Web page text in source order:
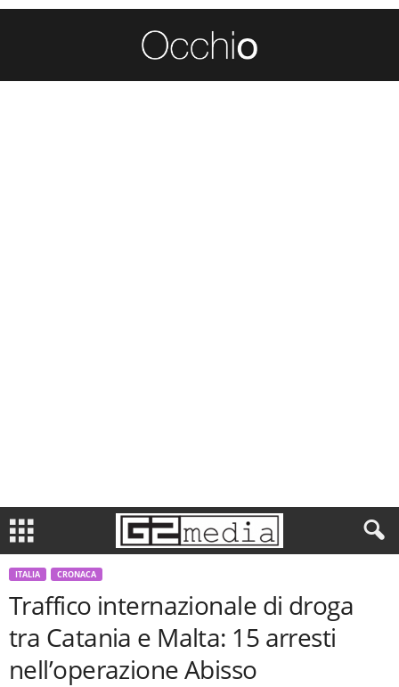
ITALIA CRONACA
Traffico internazionale di droga
tra Catania e Malta: 15 arresti
nell’operazione Abisso